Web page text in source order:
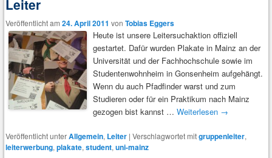
Leiter
Veröffentlicht am24. April 2011 vonTobias Eggers
Heute ist unsere Leitersuchaktion offiziell
gestartet. Dafür wurden Plakate in Mainz an der
Universität und der Fachhochschule sowie im
Studentenwohnheim in Gonsenheim aufgehängt.
Wenn du auch Pfadfinder warst und zum
Studieren oder für ein Praktikum nach Mainz
gezogen bist kannst …Weiterlesen →
Veröffentlicht unterAllgemein, Leiter |Verschlagwortet mitgruppenleiter,
leiterwerbung,plakate,student,uni-mainz